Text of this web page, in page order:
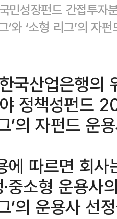
민성장펀드 간접투
’와 ‘소형 리그’의
국산업은행의
정책성펀드
’의 자펀드 운
에 따르면 회
중소형 운용사
’의 운용사 선